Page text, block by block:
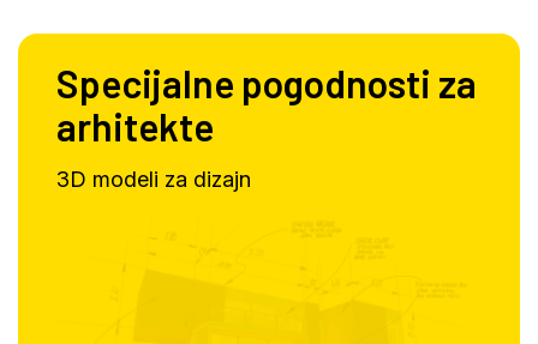
Specijalne pogodnosti za
arhitekte
3D modeli za dizajn